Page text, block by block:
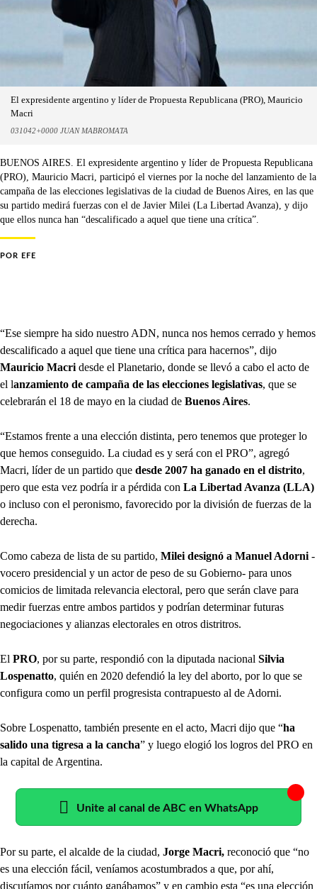
El expresidente argentino y líder de Propuesta Republicana (PRO), Mauricio
Macri
031042+0000 JUAN MABROMATA
BUENOS AIRES. El expresidente argentino y líder de Propuesta Republicana
(PRO), Mauricio Macri, participó el viernes por la noche del lanzamiento de la
campaña de las elecciones legislativas de la ciudad de Buenos Aires, en las que
su partido medirá fuerzas con el de Javier Milei (La Libertad Avanza), y dijo
que ellos nunca han “descalificado a aquel que tiene una crítica”.
POR EFE
“Ese siempre ha sido nuestro ADN, nunca nos hemos cerrado y hemos
descalificado a aquel que tiene una crítica para hacernos”, dijo
Mauricio Macri desde el Planetario, donde se llevó a cabo el acto de
el lanzamiento de campaña de las elecciones legislativas, que se
celebrarán el 18 de mayo en la ciudad de Buenos Aires.
“Estamos frente a una elección distinta, pero tenemos que proteger lo
que hemos conseguido. La ciudad es y será con el PRO”, agregó
Macri, líder de un partido que desde 2007 ha ganado en el distrito,
pero que esta vez podría ir a pérdida con La Libertad Avanza (LLA)
o incluso con el peronismo, favorecido por la división de fuerzas de la
derecha.
Como cabeza de lista de su partido, Milei designó a Manuel Adorni -
vocero presidencial y un actor de peso de su Gobierno- para unos
comicios de limitada relevancia electoral, pero que serán clave para
medir fuerzas entre ambos partidos y podrían determinar futuras
negociaciones y alianzas electorales en otros distritros.
El PRO, por su parte, respondió con la diputada nacional Silvia
Lospenatto, quién en 2020 defendió la ley del aborto, por lo que se
configura como un perfil progresista contrapuesto al de Adorni.
Sobre Lospenatto, también presente en el acto, Macri dijo que “ha
salido una tigresa a la cancha” y luego elogió los logros del PRO en
la capital de Argentina.
Unite al canal de ABC en WhatsApp
Por su parte, el alcalde de la ciudad, Jorge Macri, reconoció que “no
es una elección fácil, veníamos acostumbrados a que, por ahí,
discutíamos por cuánto ganábamos” y en cambio esta “es una elección